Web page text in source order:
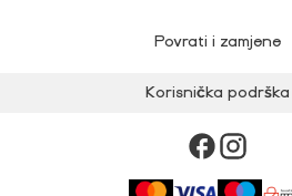
Povrati i zamjene
Korisnička podrška